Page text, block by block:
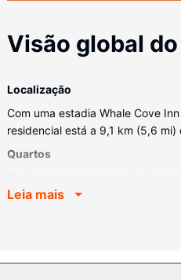
Visão global
Localização
Com uma estadia Whale Cove
residencial está a 9,1 km (5,6 mi)
Quartos
fios permite-lhe estar sempre
Leia mais